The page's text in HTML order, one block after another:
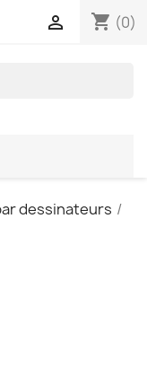
shopping_cart (0)

dessinateurs